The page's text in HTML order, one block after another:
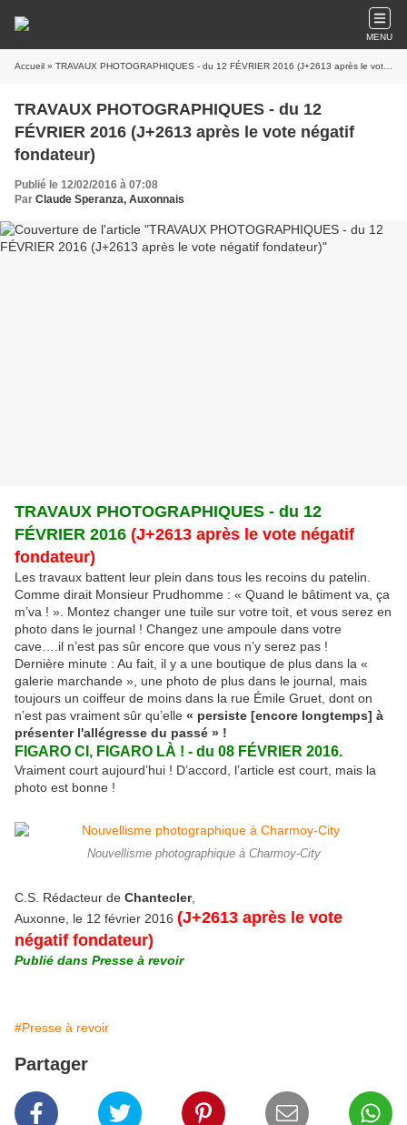
MENU
Accueil » TRAVAUX PHOTOGRAPHIQUES - du 12 FÉVRIER 2016 (J+2613 après le vote négatif fondateur)
TRAVAUX PHOTOGRAPHIQUES - du 12
FÉVRIER 2016 (J+2613 après le vote négatif
fondateur)
Publié le 12/02/2016 à 07:08
Par Claude Speranza, Auxonnais
TRAVAUX PHOTOGRAPHIQUES - du 12
FÉVRIER 2016 (J+2613 après le vote négatif
fondateur)
Les travaux battent leur plein dans tous les recoins du patelin.
Comme dirait Monsieur Prudhomme : « Quand le bâtiment va, ça
m’va ! ». Montez changer une tuile sur votre toit, et vous serez en
photo dans le journal ! Changez une ampoule dans votre
cave….il n’est pas sûr encore que vous n’y serez pas !
Dernière minute : Au fait, il y a une boutique de plus dans la «
galerie marchande », une photo de plus dans le journal, mais
toujours un coiffeur de moins dans la rue Émile Gruet, dont on
n’est pas vraiment sûr qu’elle « persiste [encore longtemps] à
présenter l'allégresse du passé » !
FIGARO CI, FIGARO LÀ ! - du 08 FÉVRIER 2016.
Vraiment court aujourd’hui ! D’accord, l’article est court, mais la
photo est bonne !
Nouvellisme photographique à Charmoy-City
C.S. Rédacteur de Chantecler,
Auxonne, le 12 février 2016 (J+2613 après le vote
négatif fondateur)
Publié dans Presse à revoir
#Presse à revoir
Partager